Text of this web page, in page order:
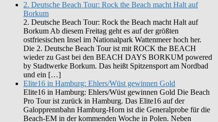
2. Deutsche Beach Tour: Rock the Beach macht Halt auf
Borkum
2. Deutsche Beach Tour: Rock the Beach macht Halt auf
Borkum Ab diesem Freitag geht es auf der größten
ostfriesischen Insel im Nationalpark Wattenmeer hoch her.
Die 2. Deutsche Beach Tour ist mit ROCK the BEACH
wieder zu Gast bei den BEACH DAYS BORKUM powered
by Stadtwerke Borkum. Das heißt Spitzensport am Nordbad
und ein […]
Elite16 in Hamburg: Ehlers/Wüst gewinnen Gold
Elite16 in Hamburg: Ehlers/Wüst gewinnen Gold Die Beach
Pro Tour ist zurück in Hamburg. Das Elite16 auf der
Galopprennbahn Hamburg-Horn ist die Generalprobe für die
Beach-EM in der kommenden Woche in Polen. Neben